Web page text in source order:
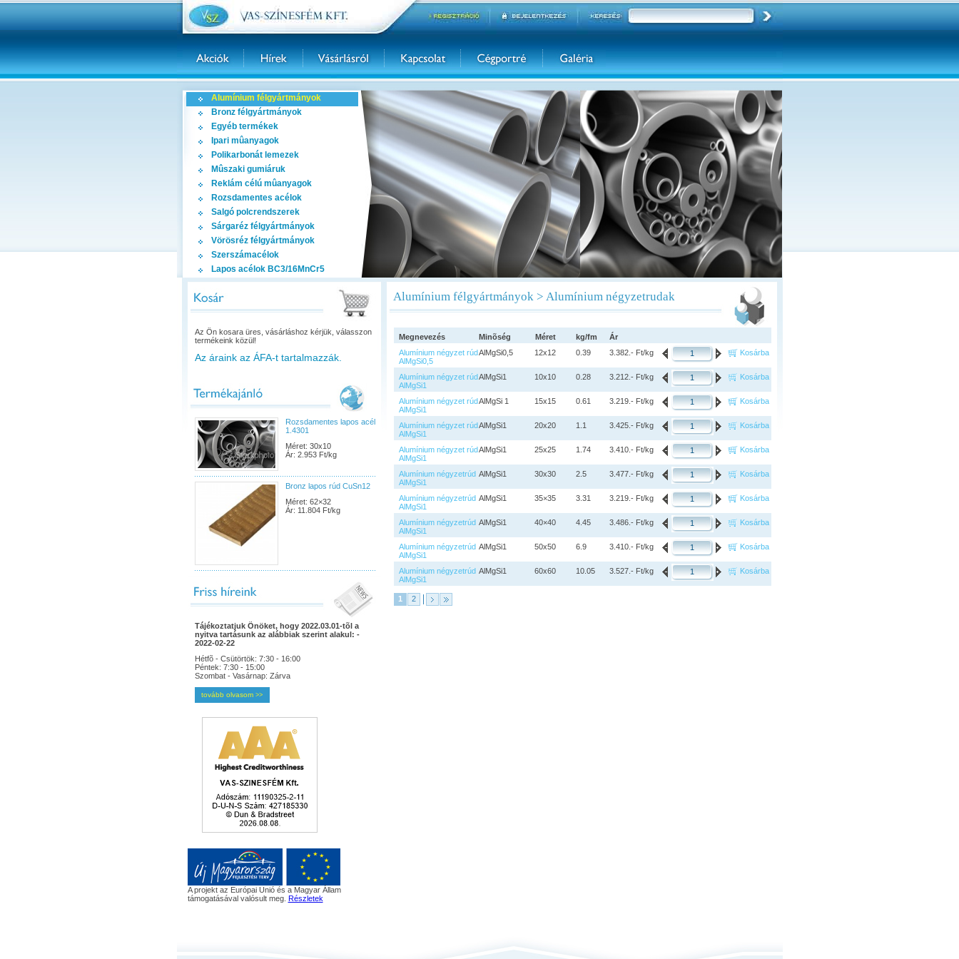
Alumínium félgyártmányok
Bronz félgyártmányok
Egyéb termékek
Ipari mûanyagok
Polikarbonát lemezek
Mûszaki gumiáruk
Reklám célú mûanyagok
Rozsdamentes acélok
Salgó polcrendszerek
Sárgaréz félgyártmányok
Vörösréz félgyártmányok
Szerszámacélok
Lapos acélok BC3/16MnCr5
Az Ön kosara üres, vásárláshoz kérjük, válasszon
termékeink közül!
Az áraink az ÁFA-t tartalmazzák.
Rozsdamentes lapos acél
1.4301
Méret: 30x10
Ár: 2.953 Ft/kg
Bronz lapos rúd CuSn12
Méret: 62×32
Ár: 11.804 Ft/kg
Tájékoztatjuk Önöket, hogy 2022.03.01-tõl a
nyitva tartásunk az alábbiak szerint alakul: -
2022-02-22
Hétfõ - Csütörtök: 7:30 - 16:00
Péntek: 7:30 - 15:00
Szombat - Vasárnap: Zárva
tovább olvasom >>
A projekt az Európai Unió és a Magyar Állam
támogatásával valósult meg. Részletek
Alumínium félgyártmányok > Alumínium négyzetrudak
Megnevezés Minõség Méret kg/fm
Ár
Alumínium négyzet rúd
AlMgSi0,5
AlMgSi0,5 12x12 0.39 3.382.- Ft/kg Kosárba
Alumínium négyzet rúd
AlMgSi1
AlMgSi1 10x10 0.28 3.212.- Ft/kg Kosárba
Alumínium négyzet rúd
AlMgSi1
AlMgSi 1 15x15 0.61 3.219.- Ft/kg Kosárba
Alumínium négyzet rúd
AlMgSi1
AlMgSi1 20x20 1.1 3.425.- Ft/kg Kosárba
Alumínium négyzet rúd
AlMgSi1
AlMgSi1 25x25 1.74 3.410.- Ft/kg Kosárba
Alumínium négyzetrúd
AlMgSi1
AlMgSi1 30x30 2.5 3.477.- Ft/kg Kosárba
Alumínium négyzetrúd
AlMgSi1
AlMgSi1 35×35 3.31 3.219.- Ft/kg Kosárba
Alumínium négyzetrúd
AlMgSi1
AlMgSi1 40×40 4.45 3.486.- Ft/kg Kosárba
Alumínium négyzetrúd
AlMgSi1
AlMgSi1 50x50 6.9 3.410.- Ft/kg Kosárba
Alumínium négyzetrúd
AlMgSi1
AlMgSi1 60x60 10.05 3.527.- Ft/kg Kosárba
1 2